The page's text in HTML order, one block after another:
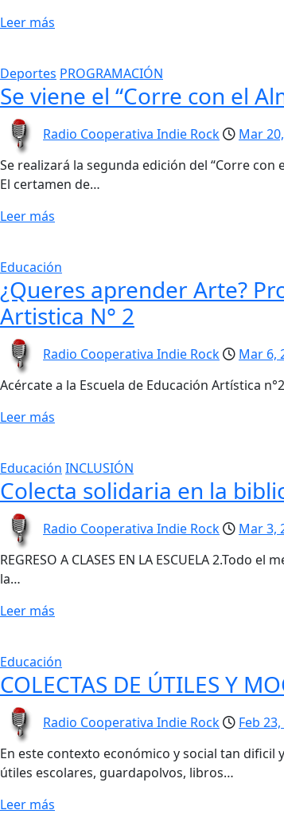
Leer más
Deportes PROGRAMACIÓN
Se viene el “Corre con el
Radio Cooperativa Indie Rock Mar
Se realizará la segunda edición del “Corre
El certamen de…
Leer más
Educación
¿Queres aprender Arte?
Artistica N° 2
Radio Cooperativa Indie Rock Mar 6,
Acércate a la Escuela de Educación Artística
Leer más
Educación INCLUSIÓN
Colecta solidaria en la
Radio Cooperativa Indie Rock Mar 3,
REGRESO A CLASES EN LA ESCUELA
la…
Leer más
Educación
COLECTAS DE ÚTILES Y
Radio Cooperativa Indie Rock Feb
En este contexto económico y social tan
útiles escolares, guardapolvos, libros…
Leer más